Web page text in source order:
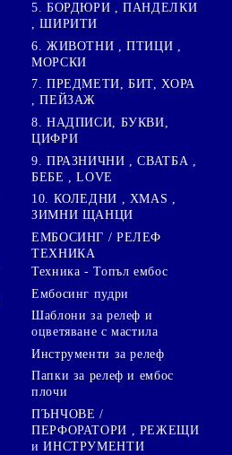
5. БОРДЮРИ , ПАНДЕЛКИ
, ШИРИТИ
6. ЖИВОТНИ , ПТИЦИ ,
МОРСКИ
7. ПРЕДМЕТИ, БИТ, ХОРА
, ПЕЙЗАЖ
8. НАДПИСИ, БУКВИ,
ЦИФРИ
9. ПРАЗНИЧНИ , СВАТБА ,
БЕБЕ , LOVE
10. КОЛЕДНИ , XMAS ,
ЗИМНИ ЩАНЦИ
ЕМБОСИНГ / РЕЛЕФ
ТЕХНИКА
Техника - Топъл ембос
Ембосинг пудри
Шаблони за релеф и
оцветяване с мастила
Инструменти за релеф
Папки за релеф и ембос
плочи
ПЪНЧОВЕ /
ПЕРФОРАТОРИ , РЕЖЕЩИ
и ИНСТРУМЕНТИ